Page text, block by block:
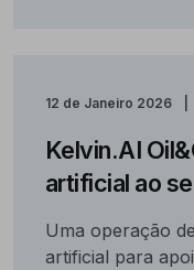
12 de Janeiro 2026
Kelvin.AI
artificial ao
Uma operação
artificial para